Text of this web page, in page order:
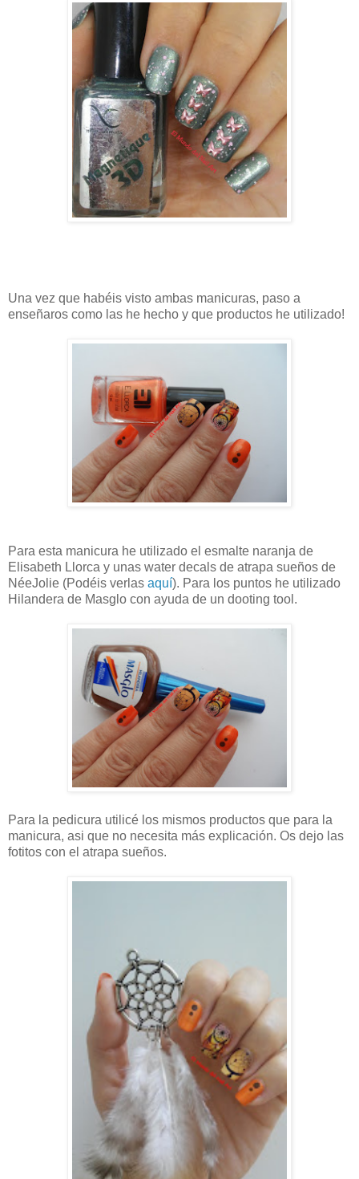
Una vez que habéis visto ambas manicuras, paso a
enseñaros como las he hecho y que productos he utilizado!
Para esta manicura he utilizado el esmalte naranja de
Elisabeth Llorca y unas water decals de atrapa sueños de
NéeJolie (Podéis verlas aquí). Para los puntos he utilizado
Hilandera de Masglo con ayuda de un dooting tool.
Para la pedicura utilicé los mismos productos que para la
manicura, asi que no necesita más explicación. Os dejo las
fotitos con el atrapa sueños.